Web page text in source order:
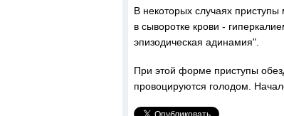
В некоторых случаях
в сыворотке крови -
эпизодическая адинамия".
При этой форме приступы
провоцируются голодом.